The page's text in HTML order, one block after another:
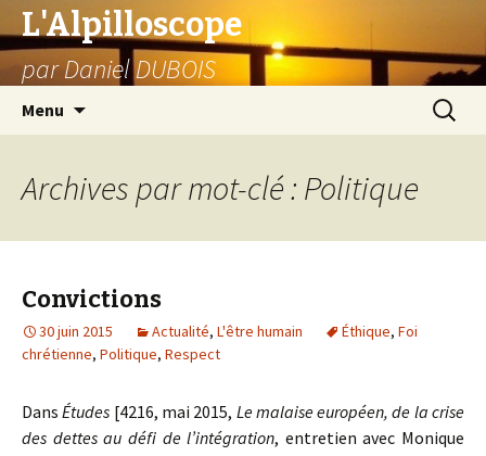
L'Alpilloscope
par Daniel DUBOIS
Menu
Archives par mot-clé : Politique
Convictions
30 juin 2015 Actualité, L'être humain Éthique, Foi
chrétienne, Politique, Respect
DansÉtudes [4216, mai 2015, Le malaise européen, de la crise
des dettes au défi de l’intégration, entretien avec Monique